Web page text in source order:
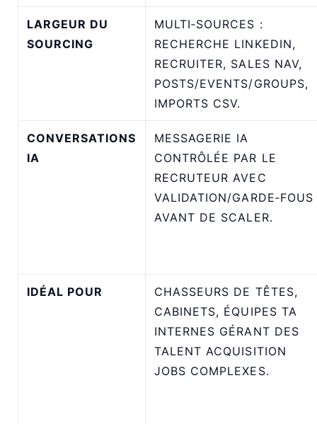
LARGEUR DU
SOURCING
MULTI‑SOURCES :
RECHERCHE LINKEDIN,
RECRUITER, SALES NAV,
POSTS/EVENTS/GROUPS,
IMPORTS CSV.
CONVERSATIONS
IA
MESSAGERIE IA
CONTRÔLÉE PAR LE
RECRUTEUR AVEC
VALIDATION/GARDE‑FOUS
AVANT DE SCALER.
IDÉAL POUR
CHASSEURS DE TÊTES,
CABINETS, ÉQUIPES TA
INTERNES GÉRANT DES
TALENT ACQUISITION
JOBS COMPLEXES.